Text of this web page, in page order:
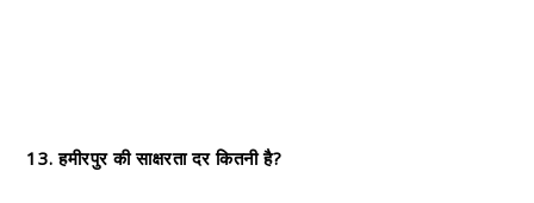
13. हमीरपुर की साक्षरता दर कितनी है?